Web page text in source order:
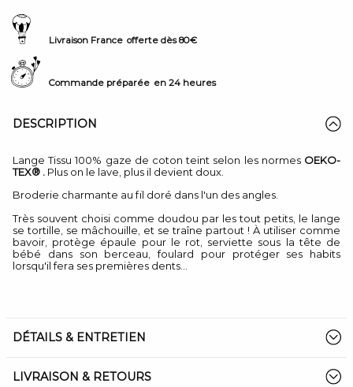
Livraison France offerte dès 80€
Commande préparée en 24 heures
DESCRIPTION
Lange Tissu 100% gaze de coton teint selon les normes OEKO-
TEX® . Plus on le lave, plus il devient doux.
Broderie charmante au fil doré dans l'un des angles.
Très souvent choisi comme doudou par les tout petits, le lange
se tortille, se mâchouille, et se traîne partout ! À utiliser comme
bavoir, protège épaule pour le rot, serviette sous la tête de
bébé dans son berceau, foulard pour protéger ses habits
lorsqu'il fera ses premières dents...
DÉTAILS & ENTRETIEN
LIVRAISON & RETOURS